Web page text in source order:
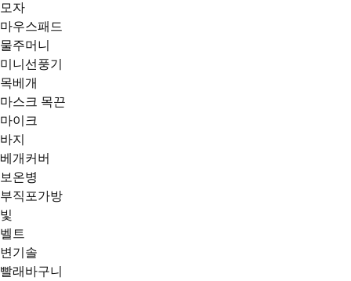
모자
마우스패드
물주머니
미니선풍기
목베개
마스크 목끈
마이크
바지
베개커버
보온병
부직포가방
빛
벨트
변기솔
빨래바구니